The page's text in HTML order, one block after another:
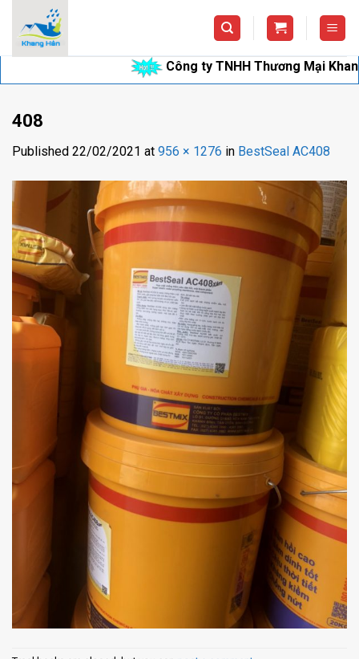
content
Công ty TNHH Thương Mại Khang
408
Published 22/02/2021 at 956 × 1276 in BestSeal AC408